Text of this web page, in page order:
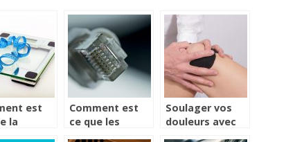
est
la
Comment est
ce que les
Soulager vos
douleurs avec